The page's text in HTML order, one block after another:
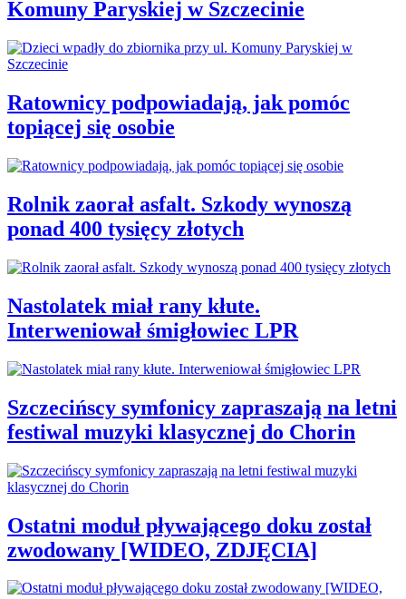
Komuny Paryskiej w Szczecinie
Ratownicy podpowiadają, jak pomóc
topiącej się osobie
Rolnik zaorał asfalt. Szkody wynoszą
ponad 400 tysięcy złotych
Nastolatek miał rany kłute.
Interweniował śmigłowiec LPR
Szczecińscy symfonicy zapraszają na letni
festiwal muzyki klasycznej do Chorin
Ostatni moduł pływającego doku został
zwodowany [WIDEO, ZDJĘCIA]